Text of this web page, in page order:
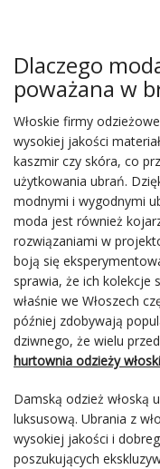
Dlaczego
poważana w
Włoskie firmy
wysokiej jakości
kaszmir czy skóra, co
użytkowania ubrań.
modnymi i wygodnymi
moda jest również
rozwiązaniami w
boją się
sprawia, że ich kolekcje
właśnie we Włoszech
później zdobywają
dziwnego, że wielu
hurtownia odzieży
Damską odzież włoską
luksusową. Ubrania z
wysokiej jakości i
poszukujących